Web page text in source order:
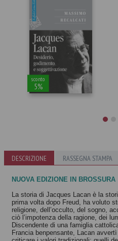
sconto
5%
Jacques Lacan
Massimo Recalcati
DESCRIZIONE RASSEGNA STAMPA
NUOVA EDIZIONE IN BROSSURA
La storia di Jacques Lacan è la
prima volta dopo Freud, ha voluto
religione, dell’occulto, del sogno,
ciò l’impotenza della ragione, dei
Discendente di una famiglia
Francia benpensante, Lacan